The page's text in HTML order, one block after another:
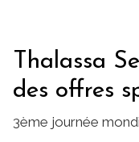
Thalassa
des offres
3ème journée